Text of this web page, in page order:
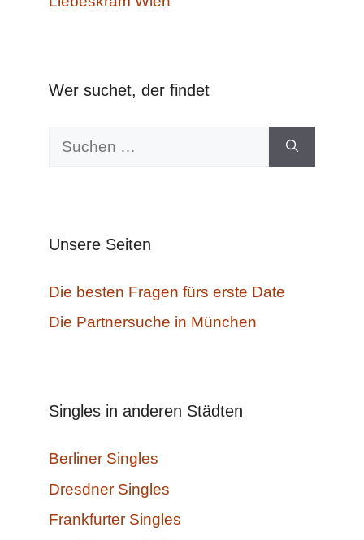
Wer suchet, der findet
Suchen
Unsere Seiten
Die besten Fragen fürs erste Date
Die Partnersuche in München
Singles in anderen Städten
Berliner Singles
Dresdner Singles
Frankfurter Singles